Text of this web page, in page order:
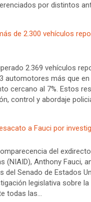
por distintos
de 2.300 vehículos
2.369 vehículos
automotores más que
cercano al 7%. Estos
control y abordaje
a Fauci por
del
(NIAID), Anthony Fauci,
del Senado de Estados
legislativa sobre
todas las…